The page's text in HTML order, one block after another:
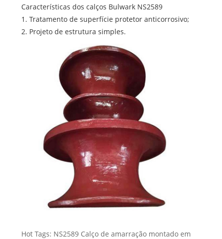
Características dos calços Bulwark NS2589
1. Tratamento de superfície protetor anticorrosivo;
2. Projeto de estrutura simples.
Hot Tags: NS2589 Calço de amarração montado em